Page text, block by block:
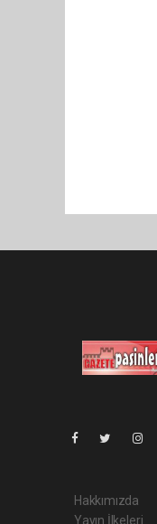
Hakkımızda
Yayın İlkeleri